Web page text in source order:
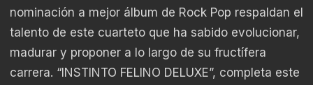
nominación a mejor álbum de Rock Pop respaldan el
talento de este cuarteto que ha sabido evolucionar,
madurar y proponer a lo largo de su fructífera
carrera. “INSTINTO FELINO DELUXE”, completa este